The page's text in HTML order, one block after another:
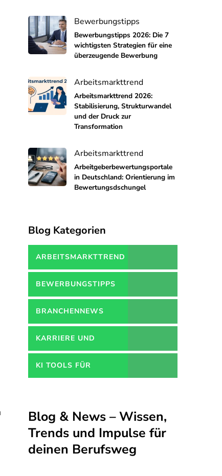
Bewerbungstipps
Bewerbungstipps 2026: Die 7
wichtigsten Strategien für eine
überzeugende Bewerbung
Arbeitsmarkttrend
Arbeitsmarkttrend 2026:
Stabilisierung, Strukturwandel
und der Druck zur
Transformation
Arbeitsmarkttrend
Arbeitgeberbewertungsportale
in Deutschland: Orientierung im
Bewertungsdschungel
Blog Kategorien
ARBEITSMARKTTREND
BEWERBUNGSTIPPS
BRANCHENNEWS
KARRIERE UND
WEITERBILDUNGEN
KI TOOLS FÜR
Blog & News – Wissen,
Trends und Impulse für
deinen Berufsweg